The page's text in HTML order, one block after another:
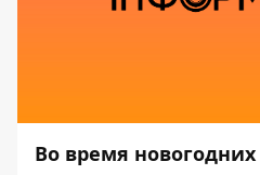
Во время